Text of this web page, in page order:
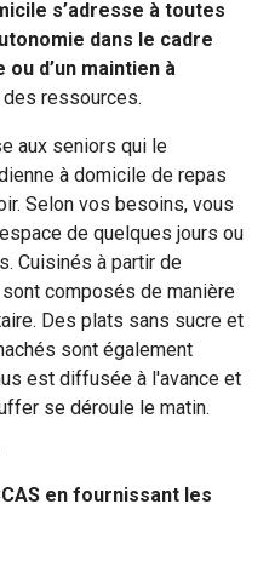
s’adresse à toutes
dans le cadre
d’un maintien à
ressources.
aux seniors qui le
à domicile de repas
Selon vos besoins, vous
de quelques jours ou
Cuisinés à partir de
composés de manière
Des plats sans sucre et
sont également
est diffusée à l'avance et
se déroule le matin.
en fournissant les